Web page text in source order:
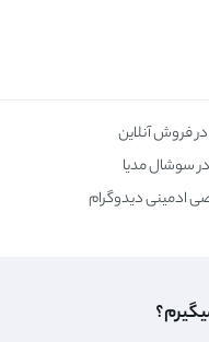
ادمینی دیدوگرام